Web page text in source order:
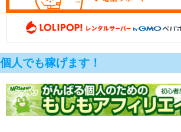
個人でも稼げます！